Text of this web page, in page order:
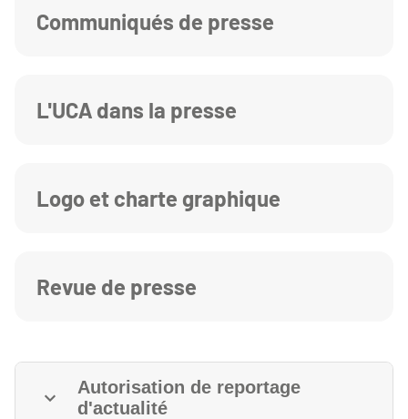
Communiqués de presse
L'UCA dans la presse
Logo et charte graphique
Revue de presse
Autorisation de reportage
d'actualité